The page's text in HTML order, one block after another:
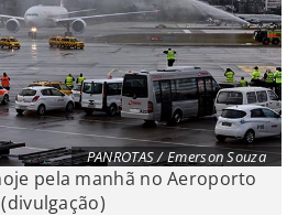
PANROTAS / Emerson Souza
pela manhã no Aeroporto